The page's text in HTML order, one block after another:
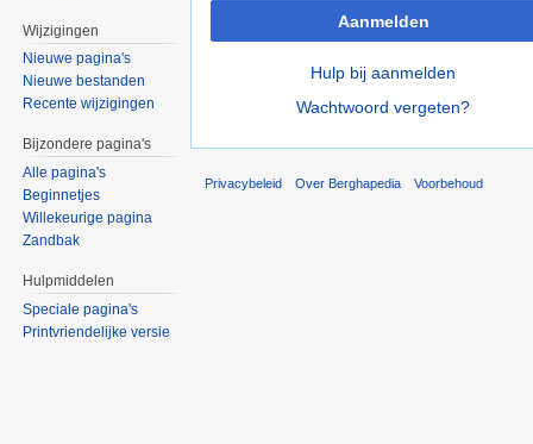
Aanmelden
Hulp bij aanmelden
Wachtwoord vergeten?
Wijzigingen
Nieuwe pagina's
Nieuwe bestanden
Recente wijzigingen
Bijzondere pagina's
Alle pagina's
Beginnetjes
Willekeurige pagina
Zandbak
Hulpmiddelen
Speciale pagina's
Printvriendelijke versie
Privacybeleid Over Berghapedia Voorbehoud